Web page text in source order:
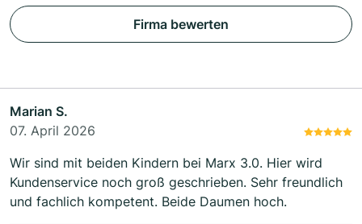
Firma bewerten
Marian S.
07. April 2026
Wir sind mit beiden Kindern bei Marx 3.0. Hier wird
Kundenservice noch groß geschrieben. Sehr freundlich
und fachlich kompetent. Beide Daumen hoch.